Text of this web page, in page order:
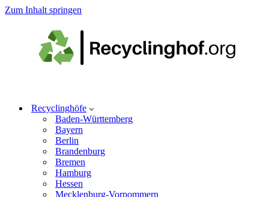
Zum Inhalt springen
Recyclinghöfe
Baden-Württemberg
Bayern
Berlin
Brandenburg
Bremen
Hamburg
Hessen
Mecklenburg-Vorpommern